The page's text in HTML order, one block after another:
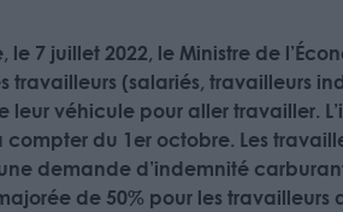
le 7 juillet 2022, le Ministre de
(salariés, travailleurs
véhicule pour aller travailler.
du 1er octobre. Les
demande d’indemnité
de 50% pour les